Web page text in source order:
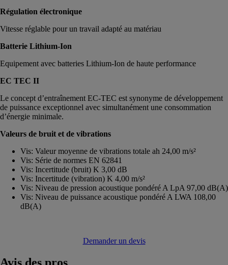
Régulation électronique
Vitesse réglable pour un travail adapté au matériau
Batterie Lithium-Ion
Equipement avec batteries Lithium-Ion de haute performance
EC TEC II
Le concept d’entraînement EC-TEC est synonyme de développement
de puissance exceptionnel avec simultanément une consommation
d’énergie minimale.
Valeurs de bruit et de vibrations
Vis: Valeur moyenne de vibrations totale ah 24,00 m/s²
Vis: Série de normes EN 62841
Vis: Incertitude (bruit) K 3,00 dB
Vis: Incertitude (vibration) K 4,00 m/s²
Vis: Niveau de pression acoustique pondéré A LpA 97,00 dB(A)
Vis: Niveau de puissance acoustique pondéré A LWA 108,00
dB(A)
Demander un devis